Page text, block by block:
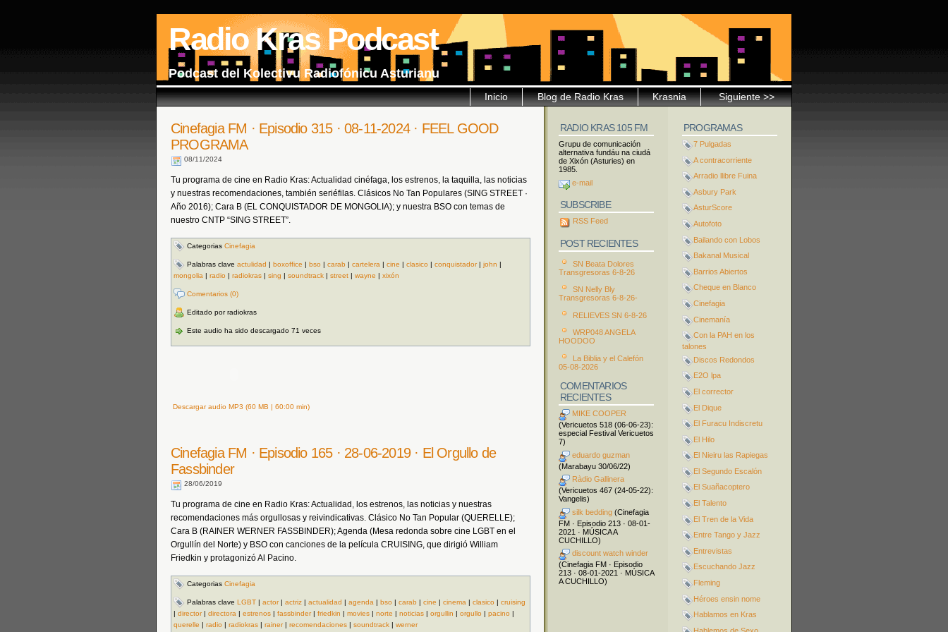
Radio Kras Podcast
Podcast del Kolectivu Radiofónicu Asturianu
Siguiente >>
Krasnia
Blog de Radio Kras
Inicio
Cinefagia FM · Episodio 315 · 08-11-2024 · FEEL GOOD
PROGRAMA
08/11/2024
Tu programa de cine en Radio Kras: Actualidad cinéfaga, los estrenos, la taquilla, las noticias
y nuestras recomendaciones, también seriéfilas. Clásicos No Tan Populares (SING STREET ·
Año 2016); Cara B (EL CONQUISTADOR DE MONGOLIA); y nuestra BSO con temas de
nuestro CNTP “SING STREET”.
Categorias Cinefagia
Palabras clave actulidad | boxoffice | bso | carab | cartelera | cine | clasico | conquistador| john |
mongolia | radio | radiokras | sing | soundtrack | street | wayne | xixón
Comentarios (0)
Editado por radiokras
Este audio ha sido descargado 71 veces
Descargar audio MP3 (60 MB | 60:00 min)
Cinefagia FM · Episodio 165 · 28-06-2019 · El Orgullo de
Fassbinder
28/06/2019
Tu programa de cine en Radio Kras: Actualidad, los estrenos, las noticias y nuestras
recomendaciones más orgullosas y reivindicativas. Clásico No Tan Popular (QUERELLE);
Cara B (RAINER WERNER FASSBINDER); Agenda (Mesa redonda sobre cine LGBT en el
Orgullín del Norte) y BSO con canciones de la película CRUISING, que dirigió William
Friedkin y protagonizó Al Pacino.
Categorias Cinefagia
Palabras clave LGBT | actor| actriz | actualidad | agenda | bso | carab | cine | cinema | clasico | cruising
| director| directora | estrenos | fassbinder| friedkin | movies | norte | noticias | orgullin | orgullo | pacino |
querelle | radio | radiokras | rainer| recomendaciones | soundtrack | werner
PROGRAMAS
7 Pulgadas
A contracorriente
Arradio llibre Fuina
Asbury Park
AsturScore
Autofoto
Bailando con Lobos
Bakanal Musical
Barrios Abiertos
Cheque en Blanco
Cinefagia
Cinemanía
Con la PAH en los
talones
Discos Redondos
E2O lpa
El corrector
El Dique
El Furacu Indiscretu
El Hilo
El Nieiru las Rapiegas
El Segundo Escalón
El Suañacoptero
El Talento
El Tren de la Vida
Entre Tango y Jazz
Entrevistas
Escuchando Jazz
Fleming
Héroes ensin nome
Hablamos en Kras
RADIO KRAS 105 FM
Grupu de comunicación
alternativa fundáu na ciudá
de Xixón (Asturies) en
1985.
e-mail
SUBSCRIBE
RSS Feed
POST RECIENTES
SN Beata Dolores
Transgresoras 6-8-26
SN Nelly Bly
Transgresoras 6-8-26-
RELIEVES SN 6-8-26
WRP048 ANGELA
HOODOO
La Biblia y el Calefón
05-08-2026
COMENTARIOS
RECIENTES
MIKE COOPER
(Vericuetos 518 (06-06-23):
especial Festival Vericuetos
7)
eduardo guzman
(Marabayu 30/06/22)
Ràdio Gallinera
(Vericuetos 467 (24-05-22):
Vangelis)
silk bedding (Cinefagia
FM · Episodio 213 · 08-01-
2021 · MÚSICA A
CUCHILLO)
discount watch winder
(Cinefagia FM · Episodio
213 · 08-01-2021 · MÚSICA
A CUCHILLO)